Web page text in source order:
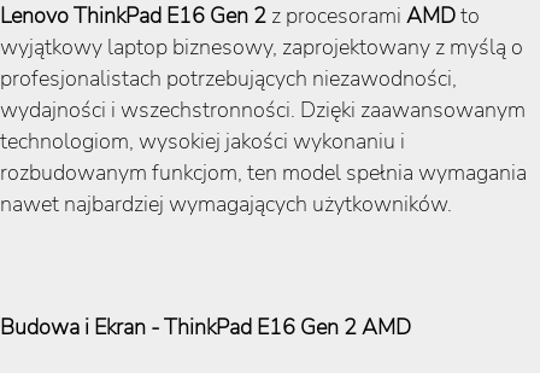
Lenovo ThinkPad E16 Gen 2 z procesorami AMDto
wyjątkowy laptop biznesowy, zaprojektowany z myślą o
profesjonalistach potrzebujących niezawodności,
wydajności i wszechstronności. Dzięki zaawansowanym
technologiom, wysokiej jakości wykonaniu i
rozbudowanym funkcjom, ten model spełnia wymagania
nawet najbardziej wymagających użytkowników.
Budowa i Ekran - ThinkPad E16 Gen 2 AMD